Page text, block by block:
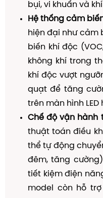
bụi, vi khuẩn và
Hệ thống cảm
hiện đại như cảm
biến khí độc
không khí trong
khí độc vượt
quạt để tăng
trên màn hình
Chế độ vận hành
thuật toán điều
thể tự động
đêm, tăng
tiết kiệm điện
model còn hỗ